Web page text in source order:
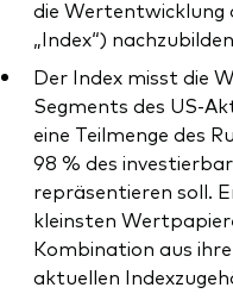
Marktvolatilität
Research
Anbieterliste
Vanguard
Vanguard
die Wertentwicklung
„Index“)
Der Index misst die
Segments des US-
eine Teilmenge des
98 % des
repräsentieren soll.
kleinsten
Kombination aus
aktuellen